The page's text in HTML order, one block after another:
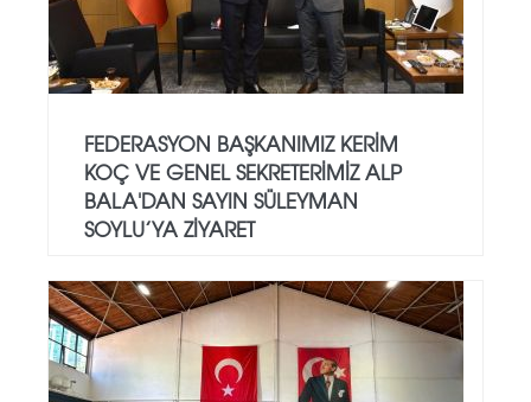
FEDERASYON BAŞKANIMIZ KERIM
KOÇ VE GENEL SEKRETERIMIZ ALP
BALA'DAN SAYIN SÜLEYMAN
SOYLU’YA ZIYARET